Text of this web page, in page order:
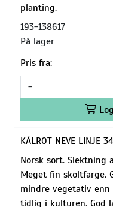
planting.
193-138617
På lager
Pris fra:
-
KÅLROT NEVE LINJE
Norsk sort. Slektning
Meget fin skoltfarge.
mindre vegetativ
tidlig i kulturen. God